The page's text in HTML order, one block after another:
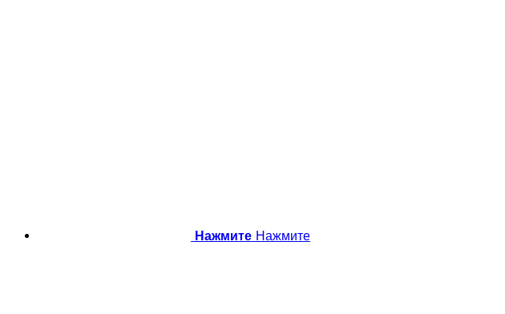
Нажмите Нажмите